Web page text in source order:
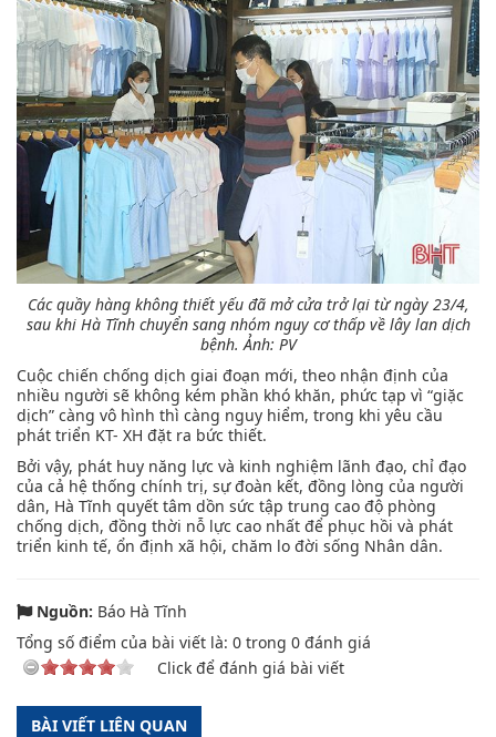
Các quầy hàng không thiết yếu đã mở cửa trở lại từ ngày 23/4,
sau khi Hà Tĩnh chuyển sang nhóm nguy cơ thấp về lây lan dịch
bệnh.Ảnh: PV
Cuộc chiến chống dịch giai đoạn mới, theo nhận định của
nhiều người sẽ không kém phần khó khăn, phức tạp vì “giặc
dịch” càng vô hình thì càng nguy hiểm, trong khi yêu cầu
phát triển KT- XH đặt ra bức thiết.
Bởi vậy, phát huy năng lực và kinh nghiệm lãnh đạo, chỉ đạo
của cả hệ thống chính trị, sự đoàn kết, đồng lòng của người
dân, Hà Tĩnh quyết tâm dồn sức tập trung cao độ phòng
chống dịch, đồng thời nỗ lực cao nhất để phục hồi và phát
triển kinh tế, ổn định xã hội, chăm lo đời sống Nhân dân.
Nguồn: Báo Hà Tĩnh
Tổng số điểm của bài viết là: 0 trong 0 đánh giá
Click để đánh giá bài viết
BÀI VIẾT LIÊN QUAN